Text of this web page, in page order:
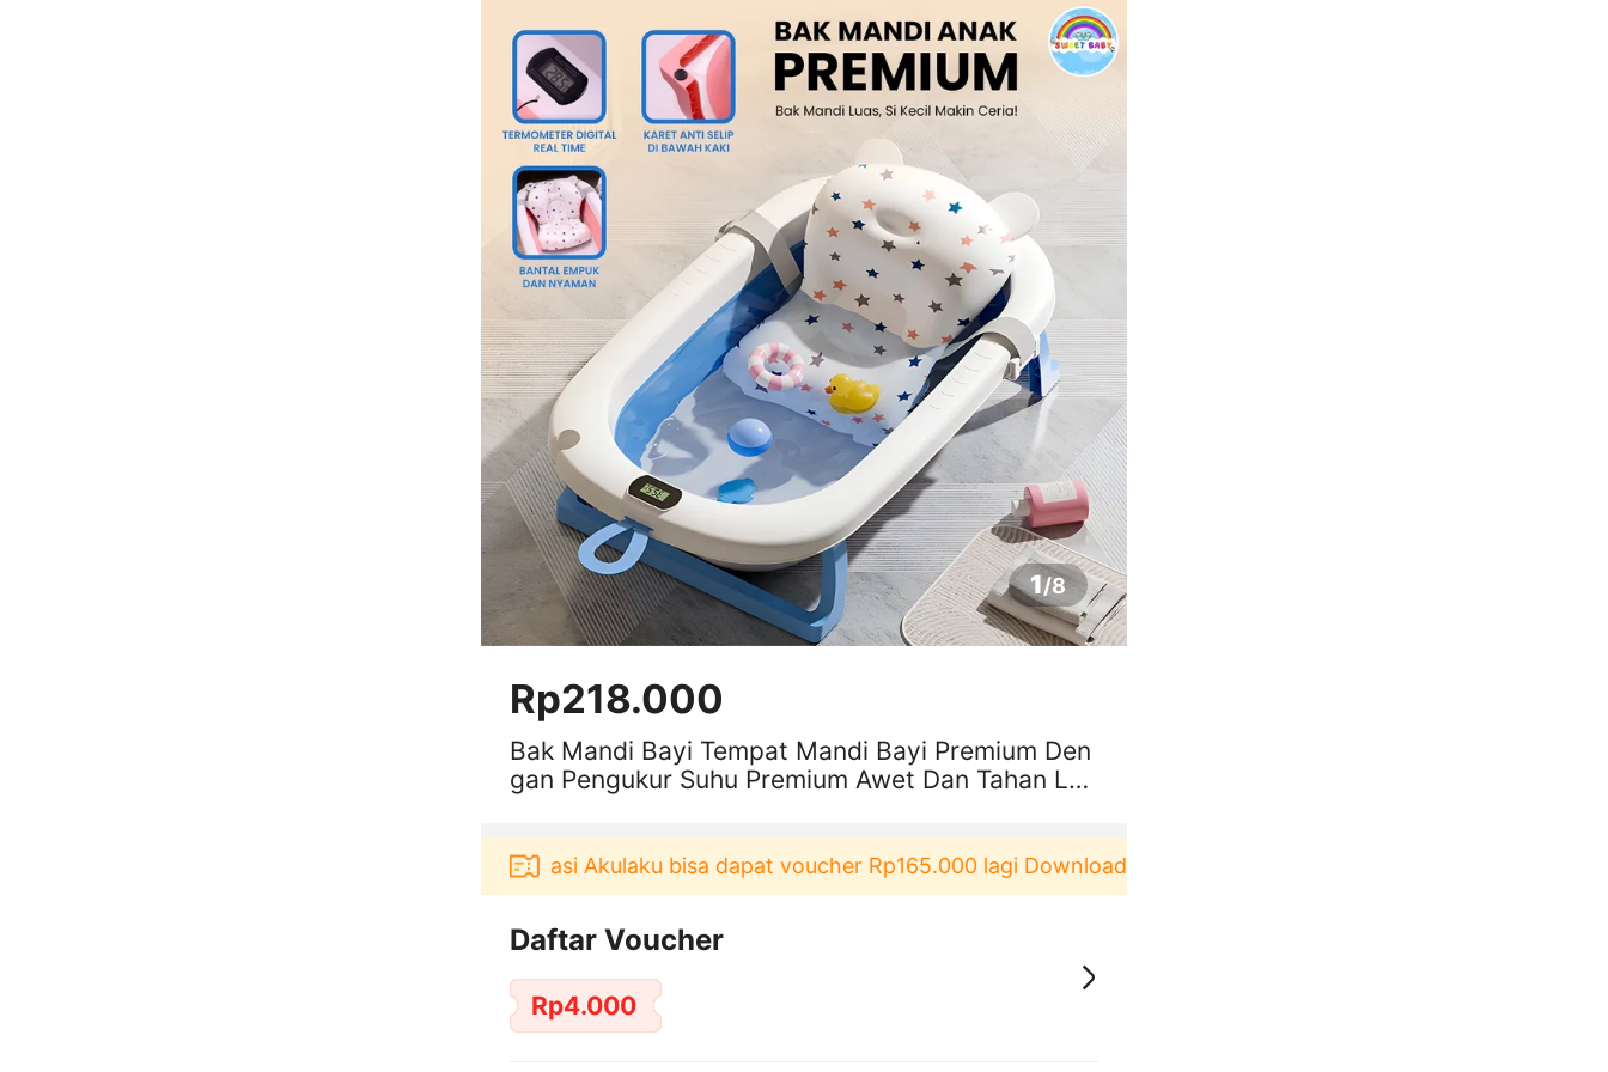
1/8
Rp218.000
Bak Mandi Bayi Tempat Mandi Bayi Premium Den
gan Pengukur Suhu Premium Awet Dan Tahan La
Pengguna baru berbelanja di aplikasi Akulaku bisa dapat voucher Rp165.000 lagi Download & Pakai！
Daftar Voucher
Rp4.000